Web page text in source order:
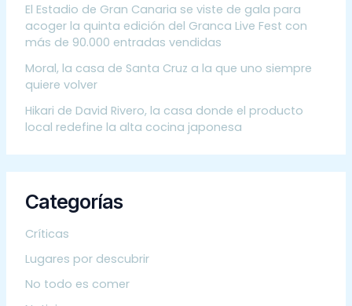
El Estadio de Gran Canaria se viste de gala para
acoger la quinta edición del Granca Live Fest con
más de 90.000 entradas vendidas
Moral, la casa de Santa Cruz a la que uno siempre
quiere volver
Hikari de David Rivero, la casa donde el producto
local redefine la alta cocina japonesa
Categorías
Críticas
Lugares por descubrir
No todo es comer